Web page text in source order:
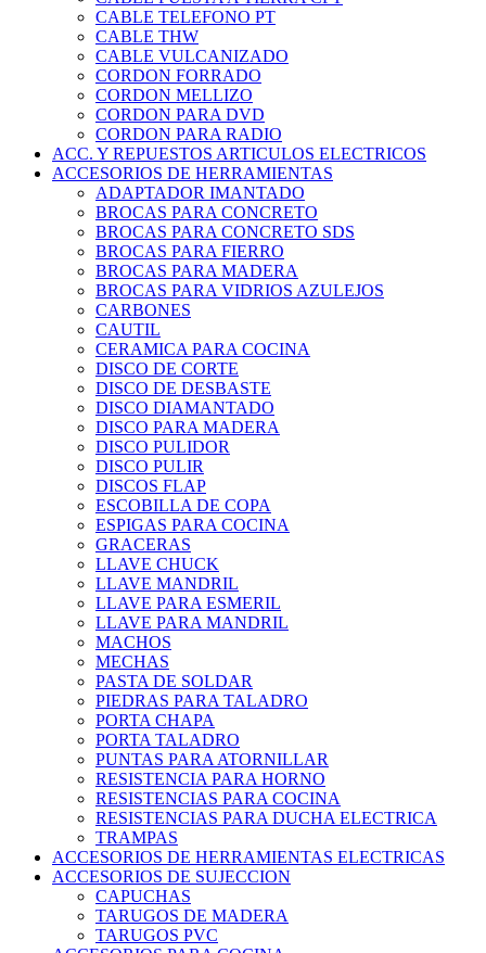
CABLE TELEFONO PT
CABLE THW
CABLE VULCANIZADO
CORDON FORRADO
CORDON MELLIZO
CORDON PARA DVD
CORDON PARA RADIO
ACC. Y REPUESTOS ARTICULOS ELECTRICOS
ACCESORIOS DE HERRAMIENTAS
ADAPTADOR IMANTADO
BROCAS PARA CONCRETO
BROCAS PARA CONCRETO SDS
BROCAS PARA FIERRO
BROCAS PARA MADERA
BROCAS PARA VIDRIOS AZULEJOS
CARBONES
CAUTIL
CERAMICA PARA COCINA
DISCO DE CORTE
DISCO DE DESBASTE
DISCO DIAMANTADO
DISCO PARA MADERA
DISCO PULIDOR
DISCO PULIR
DISCOS FLAP
ESCOBILLA DE COPA
ESPIGAS PARA COCINA
GRACERAS
LLAVE CHUCK
LLAVE MANDRIL
LLAVE PARA ESMERIL
LLAVE PARA MANDRIL
MACHOS
MECHAS
PASTA DE SOLDAR
PIEDRAS PARA TALADRO
PORTA CHAPA
PORTA TALADRO
PUNTAS PARA ATORNILLAR
RESISTENCIA PARA HORNO
RESISTENCIAS PARA COCINA
RESISTENCIAS PARA DUCHA ELECTRICA
TRAMPAS
ACCESORIOS DE HERRAMIENTAS ELECTRICAS
ACCESORIOS DE SUJECCION
CAPUCHAS
TARUGOS DE MADERA
TARUGOS PVC